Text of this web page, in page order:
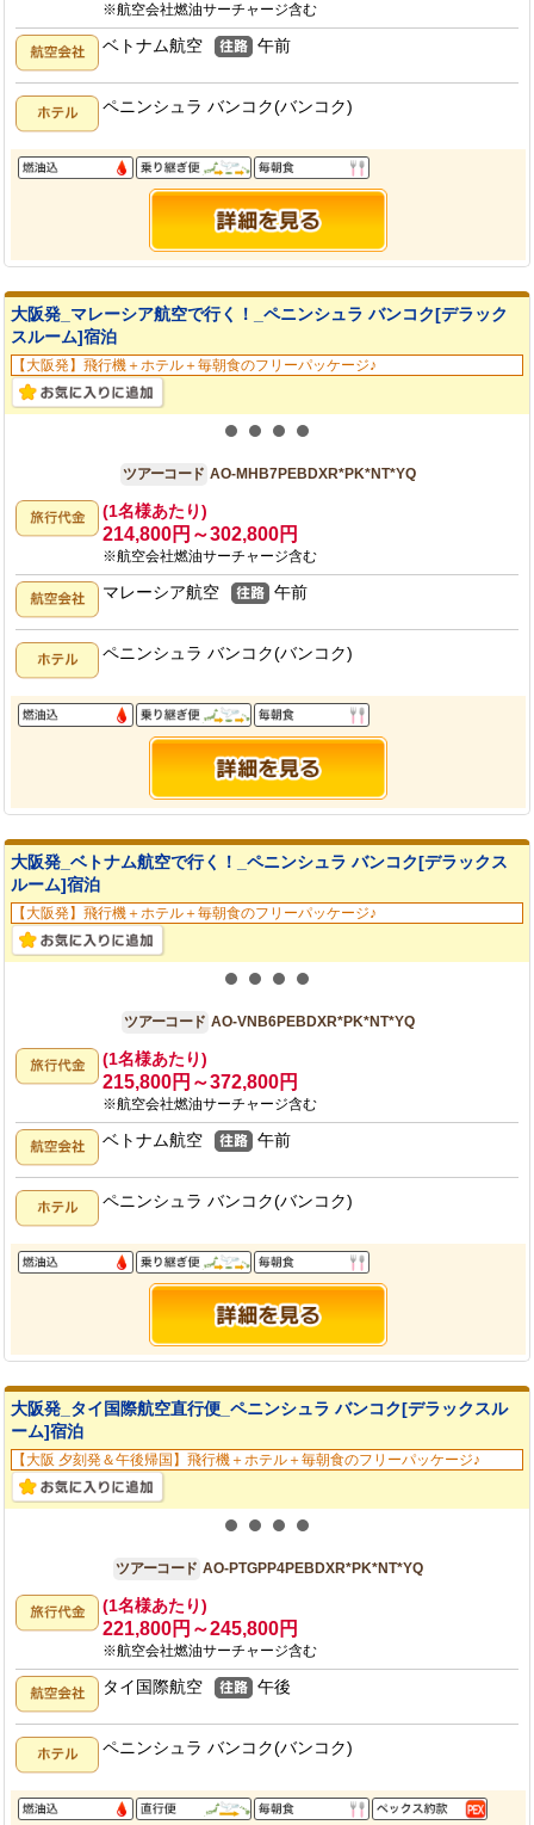
※航空会社燃油サーチャージ含む
ベトナム航空 午前
ペニンシュラ バンコク(バンコク)
大阪発_マレーシア航空で行く！_ペニンシュラ バンコク[デラック
スルーム]宿泊
【大阪発】飛行機＋ホテル＋毎朝食のフリーパッケージ♪
ツアーコード AO-MHB7PEBDXR*PK*NT*YQ
(1名様あたり)
214,800円～302,800円
※航空会社燃油サーチャージ含む
マレーシア航空 午前
ペニンシュラ バンコク(バンコク)
大阪発_ベトナム航空で行く！_ペニンシュラ バンコク[デラックス
ルーム]宿泊
【大阪発】飛行機＋ホテル＋毎朝食のフリーパッケージ♪
ツアーコード AO-VNB6PEBDXR*PK*NT*YQ
(1名様あたり)
215,800円～372,800円
※航空会社燃油サーチャージ含む
ベトナム航空 午前
ペニンシュラ バンコク(バンコク)
大阪発_タイ国際航空直行便_ペニンシュラ バンコク[デラックスル
ーム]宿泊
【大阪 夕刻発＆午後帰国】飛行機＋ホテル＋毎朝食のフリーパッケージ♪
ツアーコード AO-PTGPP4PEBDXR*PK*NT*YQ
(1名様あたり)
221,800円～245,800円
※航空会社燃油サーチャージ含む
タイ国際航空 午後
ペニンシュラ バンコク(バンコク)